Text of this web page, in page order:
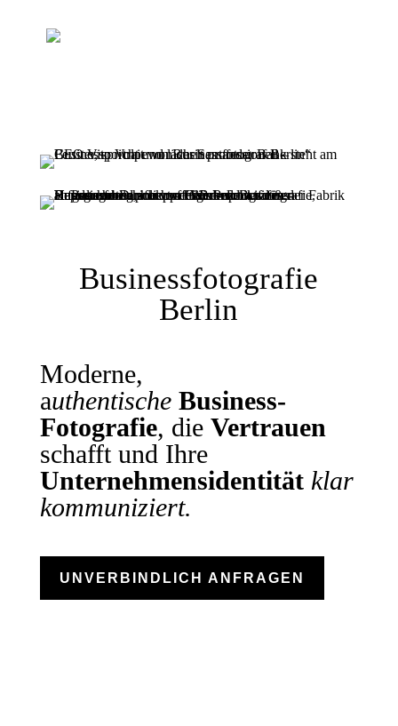
Businessfotografie
Berlin
Moderne,
authentische Business-
Fotografie, die Vertrauen
schafft und Ihre
Unternehmensidentität klar
kommuniziert.
UNVERBINDLICH ANFRAGEN